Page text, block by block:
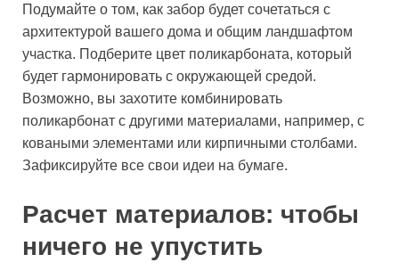
Подумайте о том, как забор будет сочетаться с
архитектурой вашего дома и общим ландшафтом
участка. Подберите цвет поликарбоната, который
будет гармонировать с окружающей средой.
Возможно, вы захотите комбинировать
поликарбонат с другими материалами, например, с
коваными элементами или кирпичными столбами.
Зафиксируйте все свои идеи на бумаге.
Расчет материалов: чтобы
ничего не упустить